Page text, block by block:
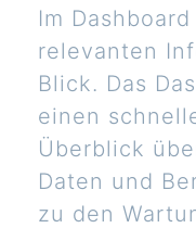
Im
relevanten
Blick. Das
einen
Überblick
Daten und
zu den